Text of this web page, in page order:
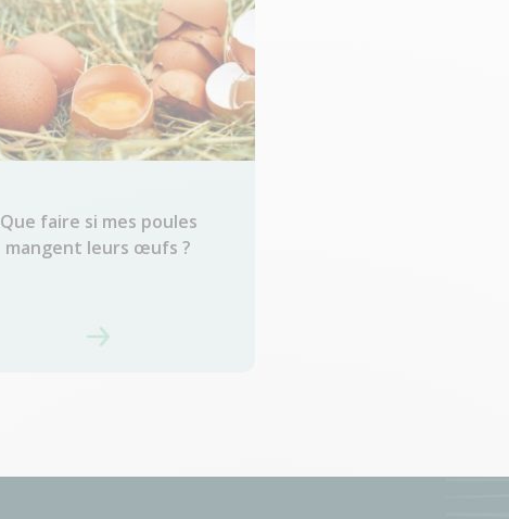
Que faire si mes poules
mangent leurs œufs ?